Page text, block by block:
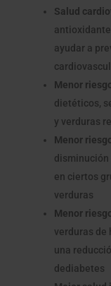
Salud
ayudar a
Menor
dietéticos,
y verduras
Menor
disminución
en ciertos
verduras
Menor
verduras de
una
dediabetes